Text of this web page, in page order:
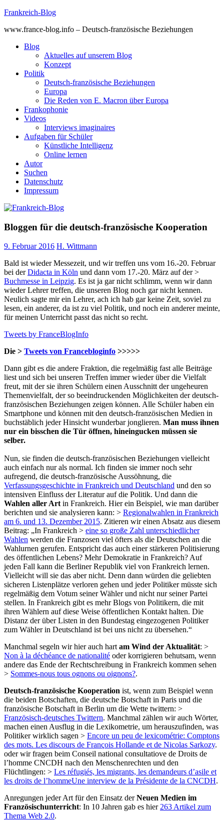
Skip
content
Frankreich-Blog
www.france-blog.info – Deutsch-französische Beziehungen
Blog
Aktuelles auf unserem Blog
Konzept
Politik
Deutsch-französische Beziehungen
Europa
Die Reden von E. Macron über Europa
Frankophonie
Videos
Interviews imaginaires
Aufgaben für Schüler
Künstliche Intelligenz
Online lernen
Autor
Suchen
Datenschutz
Impressum
Bloggen für die deutsch-französische Kooperation
9. Februar 2016 H. Wittmann
Bald ist wieder Messezeit, und wir treffen uns vom 16.-20. Februar
bei derDidacta in Köln und dann vom 17.-20. März auf der >
Buchmesse in Leipzig. Es ist ja gar nicht schlimm, wenn wir dann
wieder Lehrer treffen, die unseren Blog noch gar nicht kennen.
Neulich sagte mir ein Lehrer, ach ich hab gar keine Zeit, soviel zu
lesen, ein anderer, da ist zu viel Politik, und noch ein anderer meinte,
für meinen Unterricht passt das nicht so recht.
Tweets by FranceBlogInfo
Die > Tweets von Francebloginfo >>>>>
Dann gibt es die andere Fraktion, die regelmäßig fast alle Beiträge
liest und sich bei unseren Treffen immer wieder über die Vielfalt
freut, mit der sie ihren Schülern einen Ausschnitt der ungeheuren
Themenvielfalt, der so beeindruckenden Möglichkeiten der deutsch-
französischen Beziehungen zeigen können. Alle Schüler haben ein
Smartphone und können mit den deutsch-französischen Medien in
buchstäblich jeder Hinsicht wunderbar jonglieren. Man muss ihnen
nur ein bisschen die Tür öffnen, hineingucken müssen sie
selber.
Nun, sie finden die deutsch-französischen Beziehungen vielleicht
auch einfach nur als normal. Ich finden sie immer noch sehr
aufregend, die deutsch-französische Aussöhnung, die
Verfassungsgeschichte in Frankreich und Deutschland und den so
intensiven Einfluss der Literatur auf die Politik. Und dann die
Wahlen aller Artin Frankreich. Hier ein Beispiel, wie man darüber
berichten und sie analysieren kann: > Regionalwahlen in Frankreich
am 6. und 13. Dezember 2015. Zitieren wir einen Absatz aus diesem
Beitrag: „In Frankreich > eine so große Zahl unterschiedlicher
Wahlen werden die Franzosen viel öfters als die Deutschen an die
Wahlurnen gerufen. Entspricht das auch einer stärkeren Politisierung
des öffentlichen Lebens? Mehr Demokratie in Frankreich? Auf
jeden Fall kann die Berliner Republik viel von Frankreich lernen.
Vielleicht will sie das aber nicht. Denn dann würden die geliebten
sicheren Listenplätze verloren gehen und jeder Politiker müsste sich
regelmäßig dem Votum seiner Wähler und nicht nur seiner Partei
stellen. In Frankreich gibt es mehr Blogs von Politikern, die mit
ihren Wählern auf diese Weise öffentlichen Kontakt halten. Die
Distanz der über Listen in den Bundestag eingezogenen Politiker
zum Wähler in Deutschland ist bei uns nicht zu übersehen.“
Manchmal segeln wir hier auch hartam Wind der Aktualität: >
Non à la déchéance de nationalité oder korrigieren behutsam, wenn
andere das Ende der Rechtschreibung in Frankreich kommen sehen
> Sommes-nous tous ognons ou oignons?.
Deutsch-französische Kooperation ist, wenn zum Beispiel wenn
die beiden Botschaften, die deutsche Botschaft in Paris und die
französische Botschaft in Berlin um die Wette twittern: >
Französisch-deutsches Twittern. Manchmal zählen wir auch Wörter,
machen einen Ausflug in die Lexikometrie, um herauszufinden, was
Politiker wirklich sagen > Encore un peu de lexicométrie: Comptons
des mots. Les discours de François Hollande et de Nicolas Sarkozy.
oder wir fragen beim Conseil national consultatiove de Droits de
l’homme CNCDH nach den Menschenrechten und den
Flüchtlingen: > Les réfugiés, les migrants, les demandeurs d’asile et
les droits de l’hommeUne interview de la Présidente de la CNCDH.
Anregungen jeder Art für den Einsatz derNeuen Medien im
Französischunterricht: In 10 Jahren gab es hier263 Artikel zum
Thema Web 2.0.